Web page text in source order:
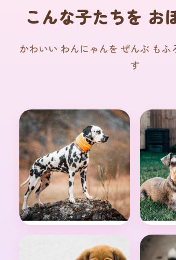
こんな子たちを お
かわいい わんにゃんを ぜんぶ もふ
す